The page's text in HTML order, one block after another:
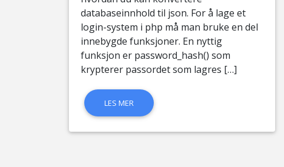
databaseinnhold til json. For å lage et
login-system i php må man bruke en del
innebygde funksjoner. En nyttig
funksjon er password_hash() som
krypterer passordet som lagres […]
LES MER